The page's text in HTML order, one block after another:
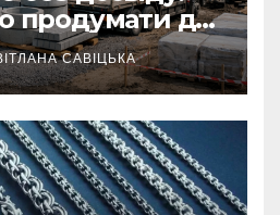
продумати до
на
САВІЦЬКА